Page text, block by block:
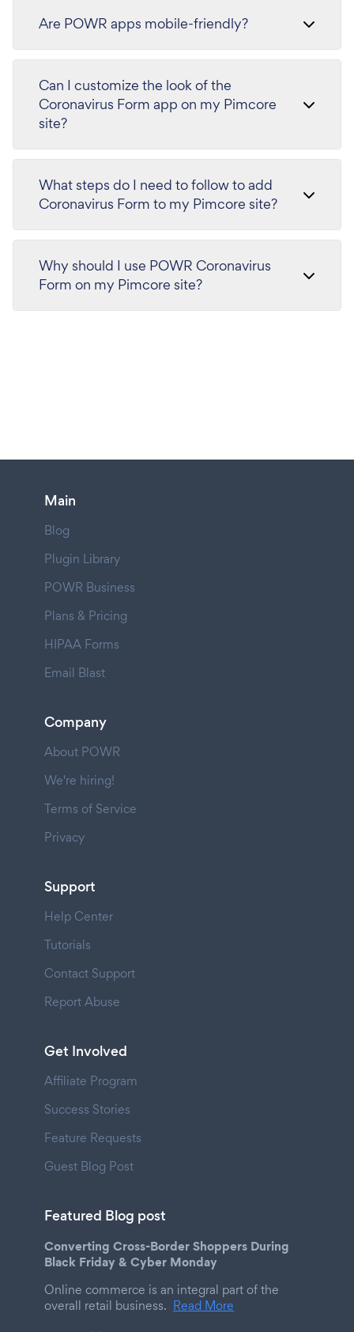
Are POWR apps mobile-friendly?
Can I customize the look of the
Coronavirus Form app on my Pimcore
site?
What steps do I need to follow to add
Coronavirus Form to my Pimcore site?
Why should I use POWR Coronavirus
Form on my Pimcore site?
Main
Blog
Plugin Library
POWR Business
Plans & Pricing
HIPAA Forms
Email Blast
Company
About POWR
We're hiring!
Terms of Service
Privacy
Support
Help Center
Tutorials
Contact Support
Report Abuse
Get Involved
Affiliate Program
Success Stories
Feature Requests
Guest Blog Post
Featured Blog post
Converting Cross-Border Shoppers During
Black Friday & Cyber Monday
Online commerce is an integral part of the
overall retail business. Read More